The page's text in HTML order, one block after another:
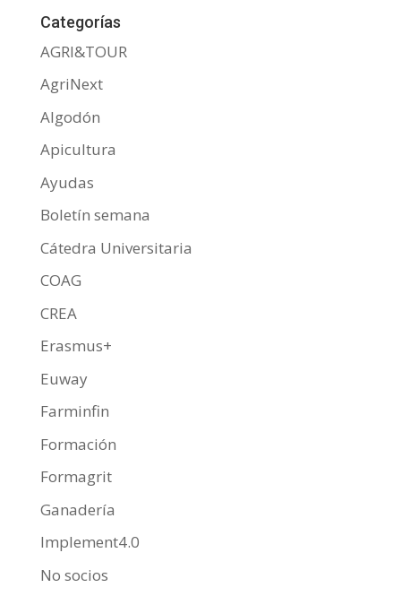
b
o
o
k
er
Categorías
AGRI&TOUR
AgriNext
Algodón
Apicultura
Ayudas
Boletín semana
Cátedra Universitaria
COAG
CREA
Erasmus+
Euway
Farminfin
Formación
Formagrit
Ganadería
Implement4.0
No socios